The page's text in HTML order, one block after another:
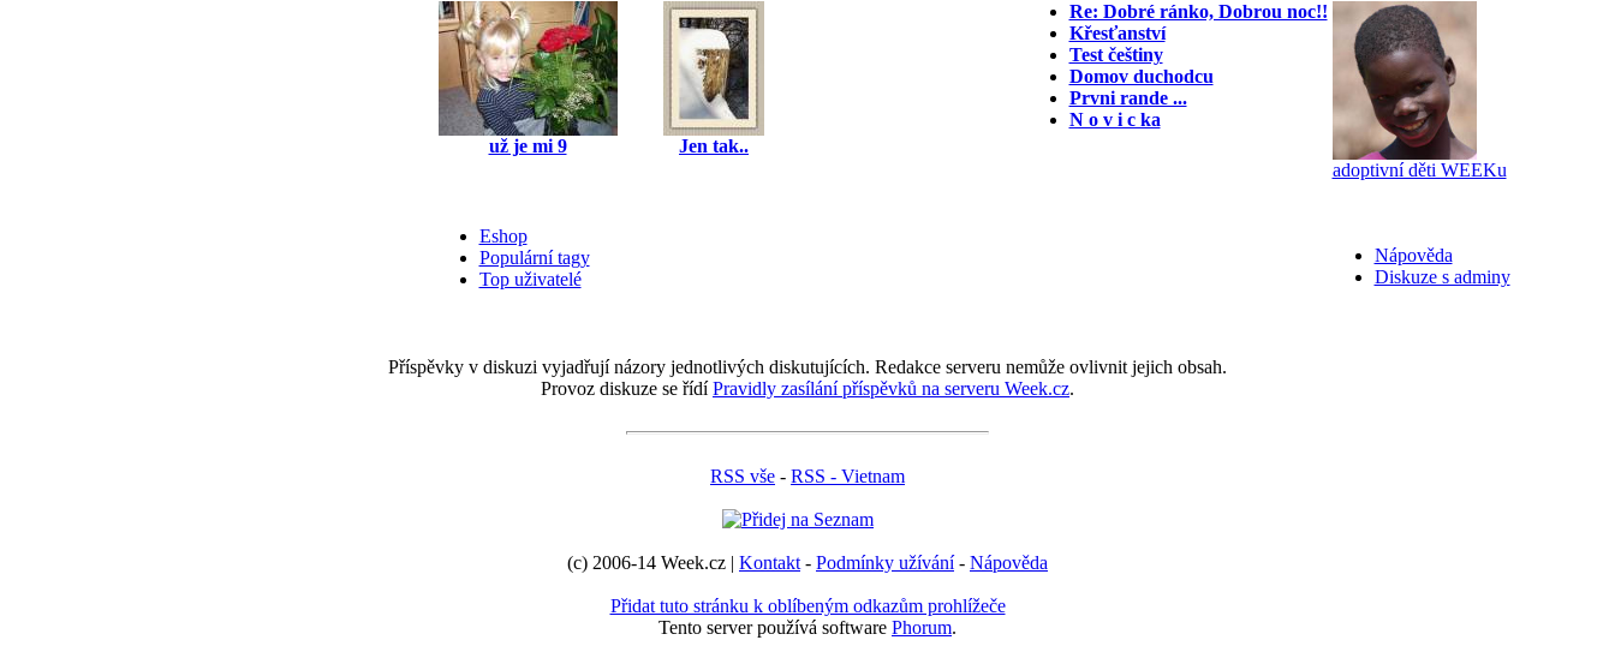
už je mi 9 Jen tak..
Re: Dobré ránko, Dobrou noc!!
Křesťanství
Test češtiny
Domov duchodcu
Prvni rande ...
N o v i c ka
adoptivní děti WEEKu
Nápověda
Diskuze s adminy
Eshop
Populární tagy
Top uživatelé
Příspěvky v diskuzi vyjadřují názory jednotlivých diskutujících. Redakce serveru nemůže ovlivnit jejich obsah.
Provoz diskuze se řídíPravidly zasílání příspěvků na serveru Week.cz.
RSS vše - RSS - Vietnam
(c) 2006-14 Week.cz | Kontakt - Podmínky užívání- Nápověda
Přidat tuto stránku k oblíbeným odkazům prohlížeče
Tento server používá software Phorum.